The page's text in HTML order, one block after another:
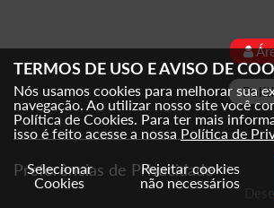
TERMOS DE USO E AVISO DE
Nós usamos cookies para melhorar sua
navegação. Ao utilizar nosso site você
Política de Cookies. Para ter mais
isso é feito acesse a nossa Política de
Selecionar
Cookies
Rejeitar cookies
não necessários
Preferências de Privacidade